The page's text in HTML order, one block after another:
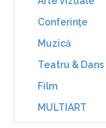
Conferinţe
Muzică
Teatru & Dans
Film
MULTIART